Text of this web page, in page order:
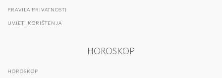
PRAVILA PRIVATNOSTI
UVJETI KORIŠTENJA
HOROSKOP
HOROSKOP